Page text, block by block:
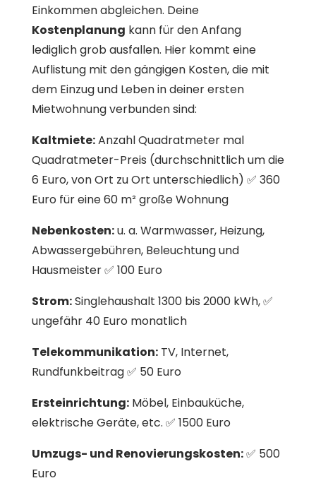
Einkommen abgleichen. Deine
Kostenplanung kann für den Anfang
lediglich grob ausfallen. Hier kommt eine
Auflistung mit den gängigen Kosten, die mit
dem Einzug und Leben in deiner ersten
Mietwohnung verbunden sind:
Kaltmiete:Anzahl Quadratmeter mal
Quadratmeter-Preis (durchschnittlich um die
6 Euro, von Ort zu Ort unterschiedlich) ✅ 360
Euro für eine 60 m² große Wohnung
Nebenkosten:u. a. Warmwasser, Heizung,
Abwassergebühren, Beleuchtung und
Hausmeister ✅ 100 Euro
Strom:Singlehaushalt 1300 bis 2000 kWh, ✅
ungefähr 40 Euro monatlich
Telekommunikation:TV, Internet,
Rundfunkbeitrag ✅ 50 Euro
Ersteinrichtung:Möbel, Einbauküche,
elektrische Geräte, etc. ✅ 1500 Euro
Umzugs- und Renovierungskosten:✅ 500
Euro